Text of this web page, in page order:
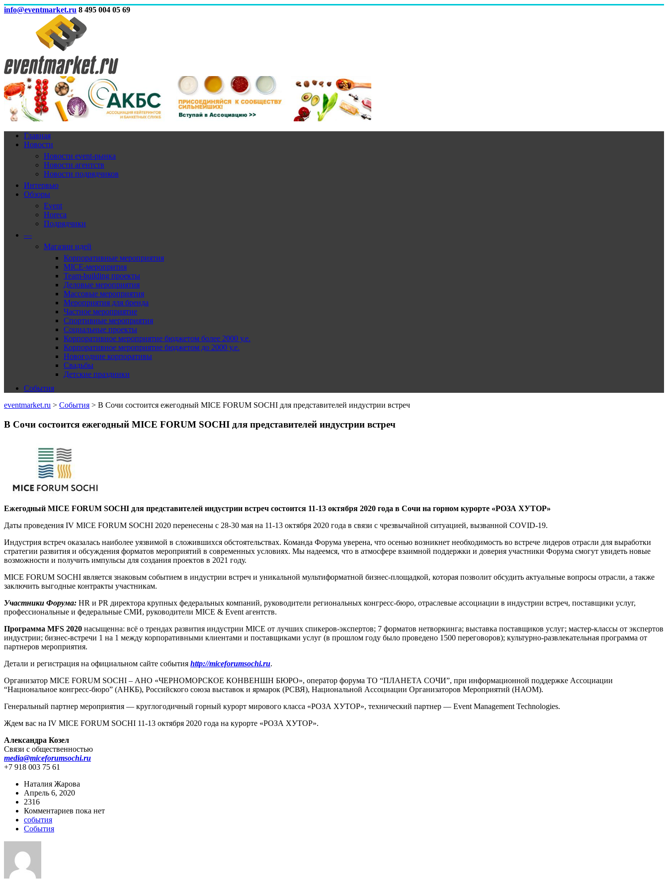
info@eventmarket.ru 8 495 004 05 69
Главная
Новости
Новости event-рынка
Новости агентств
Новости подрядчиков
Интервью
Обзоры
Event
Horeca
Подрядчики
—
Магазин идей
Корпоративные мероприятия
MICE-меропрития
Team-building проекты
Деловые мероприятия
Массовые мероприятия
Мероприятия для бренда
Частное мероприятие
Спортивные мероприятия
Социальные проекты
Корпоративное мероприятие бюджетом более 2000 у.е.
Корпоративное мероприятие бюджетом до 2000 у.е.
Новогодние корпоративы
Свадьбы
Детские праздники
События
eventmarket.ru > События > В Сочи состоится ежегодный MICE FORUM SOCHI для представителей индустрии встреч
В Сочи состоится ежегодный MICE FORUM SOCHI для представителей индустрии встреч
Ежегодный MICE FORUM SOCHI для представителей индустрии встреч состоится 11-13 октября 2020 года в Сочи на горном курорте «РОЗА ХУТОР»
Даты проведения IV MICE FORUM SOCHI 2020 перенесены с 28-30 мая на 11-13 октября 2020 года в связи с чрезвычайной ситуацией, вызванной COVID-19.
Индустрия встреч оказалась наиболее уязвимой в сложившихся обстоятельствах. Команда Форума уверена, что осенью возникнет необходимость во встрече лидеров отрасли для выработки
стратегии развития и обсуждения форматов мероприятий в современных условиях. Мы надеемся, что в атмосфере взаимной поддержки и доверия участники Форума смогут увидеть новые
возможности и получить импульсы для создания проектов в 2021 году.
MICE FORUM SOCHI является знаковым событием в индустрии встреч и уникальной мультиформатной бизнес-площадкой, которая позволит обсудить актуальные вопросы отрасли, а также
заключить выгодные контракты участникам.
Участники Форума: HR и PR директора крупных федеральных компаний, руководители региональных конгресс-бюро, отраслевые ассоциации в индустрии встреч, поставщики услуг,
профессиональные и федеральные СМИ, руководители MICE & Event агентств.
Программа MFS 2020 насыщенна: всё о трендах развития индустрии MICE от лучших спикеров-экспертов; 7 форматов нетворкинга; выставка поставщиков услуг; мастер-классы от экспертов
индустрии; бизнес-встречи 1 на 1 между корпоративными клиентами и поставщиками услуг (в прошлом году было проведено 1500 переговоров); культурно-развлекательная программа от
партнеров мероприятия.
Детали и регистрация на официальном сайте события http://miceforumsochi.ru.
Организатор MICE FORUM SOCHI – АНО «ЧЕРНОМОРСКОЕ КОНВЕНШН БЮРО», оператор форума ТО “ПЛАНЕТА СОЧИ”, при информационной поддержке Ассоциации
“Национальное конгресс-бюро” (АНКБ), Российского союза выставок и ярмарок (РСВЯ), Национальной Ассоциации Организаторов Мероприятий (НАОМ).
Генеральный партнер мероприятия — круглогодичный горный курорт мирового класса «РОЗА ХУТОР», технический партнер — Event Management Technologies.
Ждем вас на IV MICE FORUM SOCHI 11-13 октября 2020 года на курорте «РОЗА ХУТОР».
Александра Козел
Связи с общественностью
media@miceforumsochi.ru
+7 918 003 75 61
Наталия Жарова
Апрель 6, 2020
2316
Комментариев пока нет
события
События